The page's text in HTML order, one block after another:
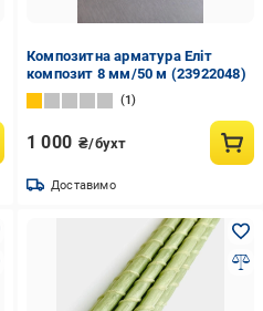
Композитна арматура Еліт
композит 8 мм/50 м (23922048)
1
1 000 ₴/бухт
Доставимо